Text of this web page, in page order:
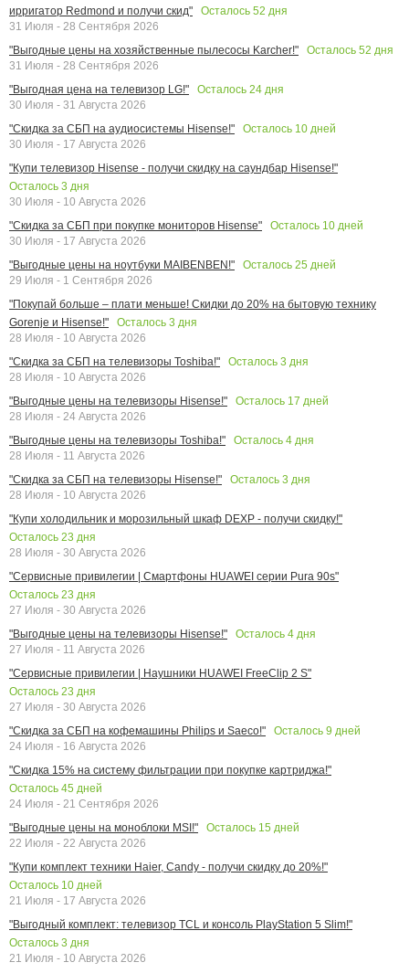
ирригатор Redmond и получи скид"
Осталось 52 дня
31 Июля - 28 Сентября 2026
"Выгодные цены на хозяйственные пылесосы Karcher!"
Осталось 52 дня
31 Июля - 28 Сентября 2026
"Выгодная цена на телевизор LG!"
Осталось 24 дня
30 Июля - 31 Августа 2026
"Скидка за СБП на аудиосистемы Hisense!"
Осталось 10 дней
30 Июля - 17 Августа 2026
"Купи телевизор Hisense - получи скидку на саундбар Hisense!"
Осталось 3 дня
30 Июля - 10 Августа 2026
"Скидка за СБП при покупке мониторов Hisense"
Осталось 10 дней
30 Июля - 17 Августа 2026
"Выгодные цены на ноутбуки MAIBENBEN!"
Осталось 25 дней
29 Июля - 1 Сентября 2026
"Покупай больше – плати меньше! Скидки до 20% на бытовую технику
Gorenje и Hisense!"
Осталось 3 дня
28 Июля - 10 Августа 2026
"Скидка за СБП на телевизоры Toshiba!"
Осталось 3 дня
28 Июля - 10 Августа 2026
"Выгодные цены на телевизоры Hisense!"
Осталось 17 дней
28 Июля - 24 Августа 2026
"Выгодные цены на телевизоры Toshiba!"
Осталось 4 дня
28 Июля - 11 Августа 2026
"Скидка за СБП на телевизоры Hisense!"
Осталось 3 дня
28 Июля - 10 Августа 2026
"Купи холодильник и морозильный шкаф DEXP - получи скидку!"
Осталось 23 дня
28 Июля - 30 Августа 2026
"Сервисные привилегии | Смартфоны HUAWEI серии Pura 90s"
Осталось 23 дня
27 Июля - 30 Августа 2026
"Выгодные цены на телевизоры Hisense!"
Осталось 4 дня
27 Июля - 11 Августа 2026
"Сервисные привилегии | Наушники HUAWEI FreeClip 2 S"
Осталось 23 дня
27 Июля - 30 Августа 2026
"Скидка за СБП на кофемашины Philips и Saeco!"
Осталось 9 дней
24 Июля - 16 Августа 2026
"Скидка 15% на систему фильтрации при покупке картриджа!"
Осталось 45 дней
24 Июля - 21 Сентября 2026
"Выгодные цены на моноблоки MSI!"
Осталось 15 дней
22 Июля - 22 Августа 2026
"Купи комплект техники Haier, Candy - получи скидку до 20%!"
Осталось 10 дней
21 Июля - 17 Августа 2026
"Выгодный комплект: телевизор TCL и консоль PlayStation 5 Slim!"
Осталось 3 дня
21 Июля - 10 Августа 2026